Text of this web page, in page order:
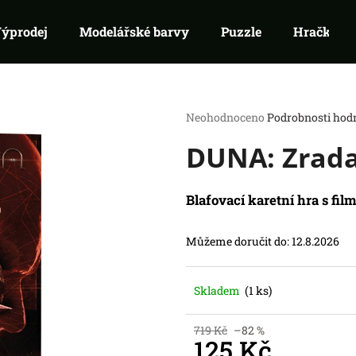
Modelářské barvy Puzzle Hračky
Průměrné
produktu
je
z
5
Neohodnoceno Podrobnosti
DUNA:
Blafovací karetní hra s
Můžeme doručit do:12.8.2026
Skladem (1 ks)
719 Kč –82 %
HLEDAT
08: ASHES OF THE EMPIRE -
RIFTBOUND:
TCG -